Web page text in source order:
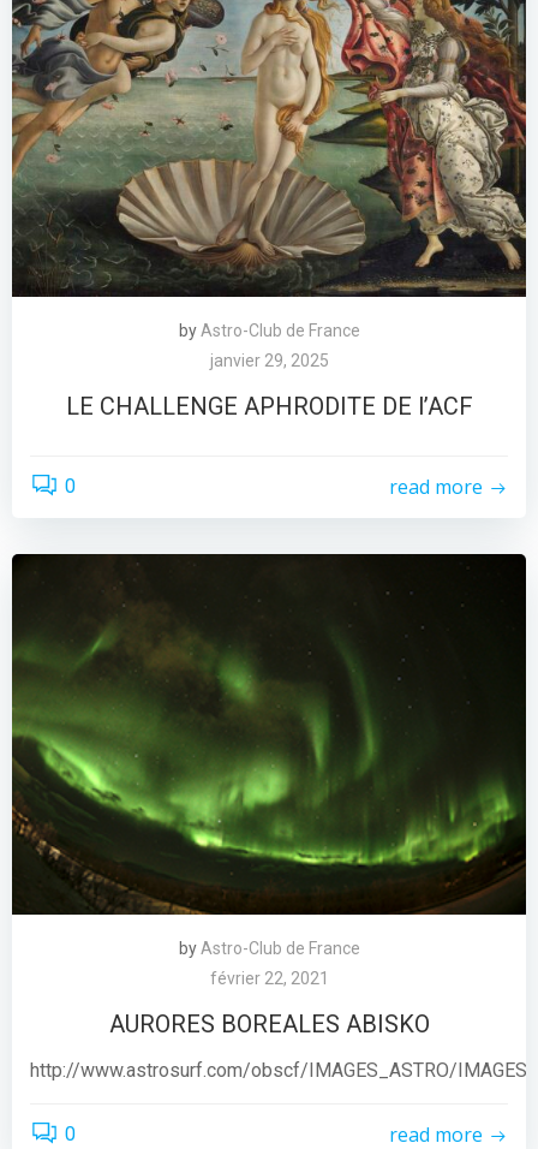
by Astro-Club de France
janvier 29, 2025
LE CHALLENGE APHRODITE DE l’ACF
0 read more
by Astro-Club de France
février 22, 2021
AURORES BOREALES ABISKO
http://www.astrosurf.com/obscf/IMAGES_ASTRO/
0 read more